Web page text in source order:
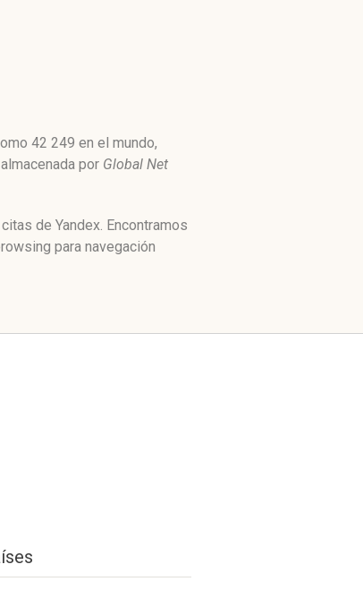
42 249 en el mundo,
por Global Net
de Yandex. Encontramos
para navegación